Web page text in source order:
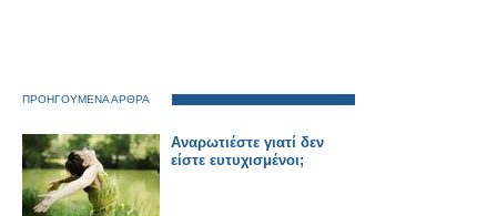
ΠΡΟΗΓΟΥΜΕΝΑ ΑΡΘΡΑ
Αναρωτιέστε γιατί δεν
είστε ευτυχισμένοι;